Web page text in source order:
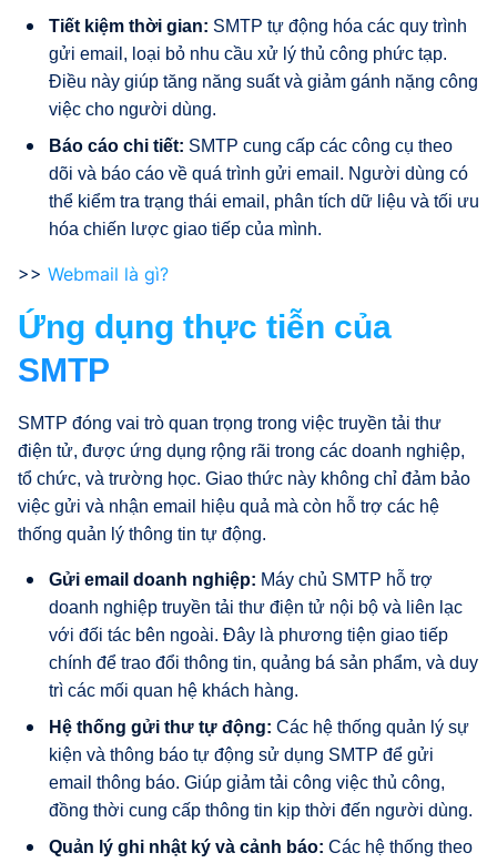
Tiết kiệm thời gian: SMTP tự động hóa các quy trình
gửi email, loại bỏ nhu cầu xử lý thủ công phức tạp.
Điều này giúp tăng năng suất và giảm gánh nặng công
việc cho người dùng.
Báo cáo chi tiết: SMTP cung cấp các công cụ theo
dõi và báo cáo về quá trình gửi email. Người dùng có
thể kiểm tra trạng thái email, phân tích dữ liệu và tối ưu
hóa chiến lược giao tiếp của mình.
>> Webmail là gì?
Ứng dụng thực tiễn của
SMTP
SMTP đóng vai trò quan trọng trong việc truyền tải thư
điện tử, được ứng dụng rộng rãi trong các doanh nghiệp,
tổ chức, và trường học. Giao thức này không chỉ đảm bảo
việc gửi và nhận email hiệu quả mà còn hỗ trợ các hệ
thống quản lý thông tin tự động.
Gửi email doanh nghiệp: Máy chủ SMTP hỗ trợ
doanh nghiệp truyền tải thư điện tử nội bộ và liên lạc
với đối tác bên ngoài. Đây là phương tiện giao tiếp
chính để trao đổi thông tin, quảng bá sản phẩm, và duy
trì các mối quan hệ khách hàng.
Hệ thống gửi thư tự động: Các hệ thống quản lý sự
kiện và thông báo tự động sử dụng SMTP để gửi
email thông báo. Giúp giảm tải công việc thủ công,
đồng thời cung cấp thông tin kịp thời đến người dùng.
Quản lý ghi nhật ký và cảnh báo: Các hệ thống theo